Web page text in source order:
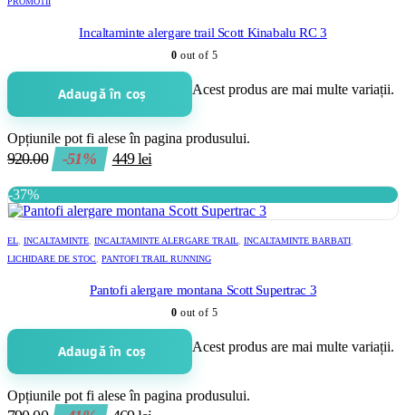
Incaltaminte alergare trail Scott Kinabalu RC 3
0 out of 5
Adaugă în coș Acest produs are mai multe variații.
Opțiunile pot fi alese în pagina produsului.
920.00 -51% 449lei
-37%
EL INCALTAMINTE INCALTAMINTE ALERGARE TRAIL INCALTAMINTE BARBATI
LICHIDARE DE STOC PANTOFI TRAIL RUNNING
Pantofi alergare montana Scott Supertrac 3
0 out of 5
Adaugă în coș Acest produs are mai multe variații.
Opțiunile pot fi alese în pagina produsului.